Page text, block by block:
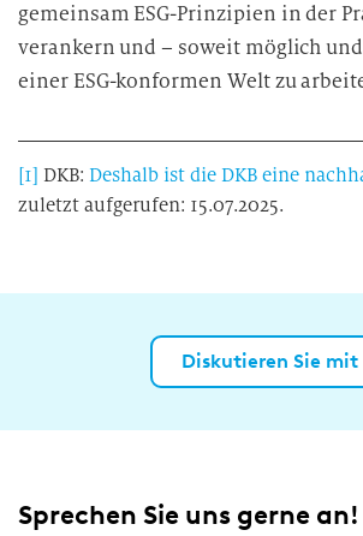
gemeinsam ESG-Prinzipien in der
verankern und – soweit möglich
einer ESG-konformen Welt zu
[1] DKB: Deshalb ist die DKB eine
zuletzt aufgerufen: 15.07.2025.
Diskutieren Sie mit
Sprechen Sie uns gerne an!